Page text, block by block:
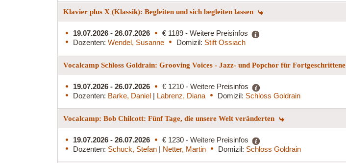
Klavier plus X (Klassik): Begleiten und sich begleiten lassen
19.07.2026 - 26.07.2026
€ 1189 - Weitere Preisinfos
Dozenten: Wendel, Susanne Domizil: Stift Ossiach
Vocalcamp Schloss Goldrain: Grooving Voices - Jazz- und Popchor für Fortgeschrittene
19.07.2026 - 26.07.2026
€ 1210 - Weitere Preisinfos
Dozenten: Barke, Daniel | Labrenz, Diana Domizil: Schloss Goldrain
Vocalcamp: Bob Chilcott: Fünf Tage, die unsere Welt veränderten
19.07.2026 - 26.07.2026
€ 1230 - Weitere Preisinfos
Dozenten: Schuck, Stefan | Netter, Martin Domizil: Schloss Goldrain